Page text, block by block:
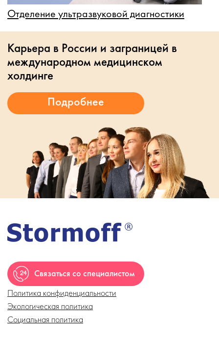
Отделение ультразвуковой диагностики
Карьера в России и заграницей в
международном медицинском
холдинге
Связаться со специалистом
Политика конфиденциальности
Экологическая политика
Социальная политика